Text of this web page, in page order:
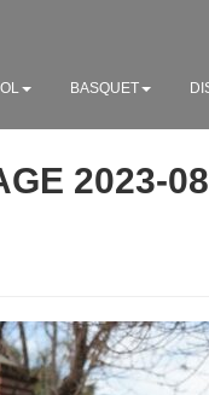
BASQUET
2023-